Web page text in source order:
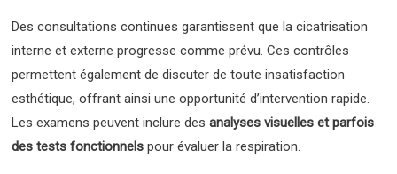
Des consultations continues garantissent que la cicatrisation
interne et externe progresse comme prévu. Ces contrôles
permettent également de discuter de toute insatisfaction
esthétique, offrant ainsi une opportunité d’intervention rapide.
Les examens peuvent inclure desanalyses visuelles et parfois
des tests fonctionnels pour évaluer la respiration.